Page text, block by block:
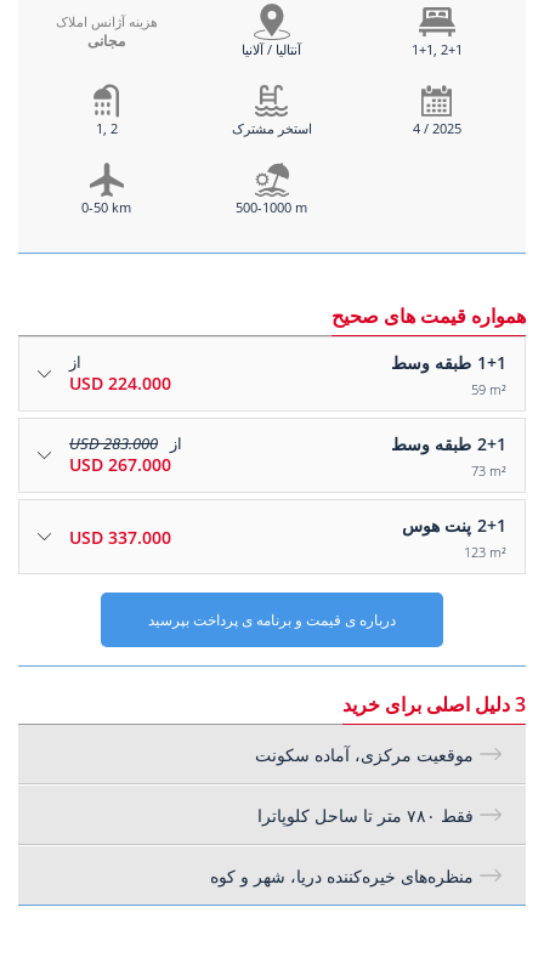
هزینه آژانس املاک
مجانی آنتالیا / آلانیا 1+1, 2+1
1, 2 استخر مشترک 4 / 2025
0-50 km 500-1000 m
همواره قیمت های صحیح
1+1 طبقه وسط
59 m²
از
224.000 USD
2+1 طبقه وسط
73 m²
از 283.000 USD
267.000 USD
2+1 پنت هوس
123 m²
337.000 USD
درباره ی قیمت و برنامه ی پرداخت بپرسید
3 دلیل اصلی برای خرید
موقعیت مرکزی، آماده سکونت
فقط ۷۸۰ متر تا ساحل کلوپاترا
منظره‌های خیره‌کننده دریا، شهر و کوه